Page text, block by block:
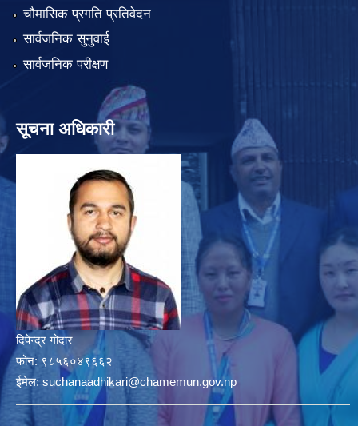
चौमासिक प्रगति प्रतिवेदन
सार्वजनिक सुनुवाई
सार्वजनिक परीक्षण
सूचना अधिकारी
दिपेन्द्र गोदार
फोन: ९८५६०४९६६२
ईमेल: suchanaadhikari@chamemun.gov.np